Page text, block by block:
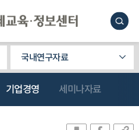
국내연구자료
기업경영 세미나자료